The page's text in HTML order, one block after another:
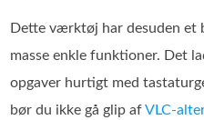
Dette værktøj har desuden et
masse enkle funktioner. Det
opgaver hurtigt med
bør du ikke gå glip af